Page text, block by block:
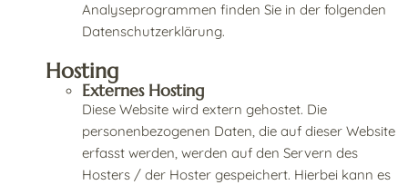
Analyseprogrammen finden Sie in der folgenden
Datenschutzerklärung.
Hosting
Externes Hosting
Diese Website wird extern gehostet. Die
personenbezogenen Daten, die auf dieser Website
erfasst werden, werden auf den Servern des
Hosters / der Hoster gespeichert. Hierbei kann es